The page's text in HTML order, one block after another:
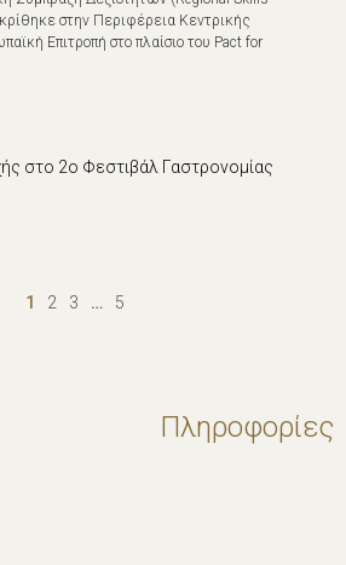
στην Περιφέρεια Κεντρικής
Επιτροπή στο πλαίσιο του Pact for
στο 2ο Φεστιβάλ Γαστρονομίας
1 2 3 … 5
Πληροφορίες